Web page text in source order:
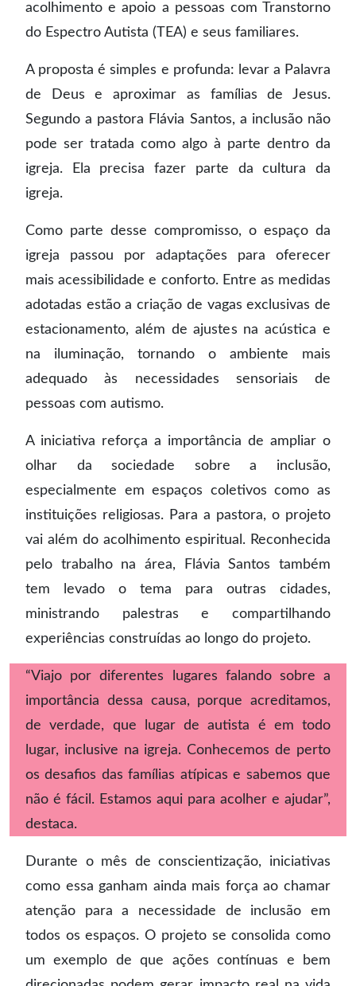
acolhimento e apoio a pessoas com Transtorno
do Espectro Autista (TEA) e seus familiares.
A proposta é simples e profunda: levar a Palavra
de Deus e aproximar as famílias de Jesus.
Segundo a pastora Flávia Santos, a inclusão não
pode ser tratada como algo à parte dentro da
igreja. Ela precisa fazer parte da cultura da
igreja.
Como parte desse compromisso, o espaço da
igreja passou por adaptações para oferecer
mais acessibilidade e conforto. Entre as medidas
adotadas estão a criação de vagas exclusivas de
estacionamento, além de ajustes na acústica e
na iluminação, tornando o ambiente mais
adequado às necessidades sensoriais de
pessoas com autismo.
A iniciativa reforça a importância de ampliar o
olhar da sociedade sobre a inclusão,
especialmente em espaços coletivos como as
instituições religiosas. Para a pastora, o projeto
vai além do acolhimento espiritual. Reconhecida
pelo trabalho na área, Flávia Santos também
tem levado o tema para outras cidades,
ministrando palestras e compartilhando
experiências construídas ao longo do projeto.
“Viajo por diferentes lugares falando sobre a
importância dessa causa, porque acreditamos,
de verdade, que lugar de autista é em todo
lugar, inclusive na igreja. Conhecemos de perto
os desafios das famílias atípicas e sabemos que
não é fácil. Estamos aqui para acolher e ajudar”,
destaca.
Durante o mês de conscientização, iniciativas
como essa ganham ainda mais força ao chamar
atenção para a necessidade de inclusão em
todos os espaços. O projeto se consolida como
um exemplo de que ações contínuas e bem